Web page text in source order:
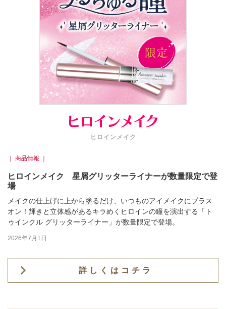
ヒロインメイク
｜ 商品情報 ｜
ヒロインメイク 星屑グリッターライナーが数量限定で登
場
メイクの仕上げに上から塗るだけ、いつものアイメイクにプラス
オン！輝きと立体感があるキラめくヒロインの瞳を演出する「ト
ゥインクル グリッターライナー」が数量限定で登場。
2026年7月1日
詳しくはコチラ